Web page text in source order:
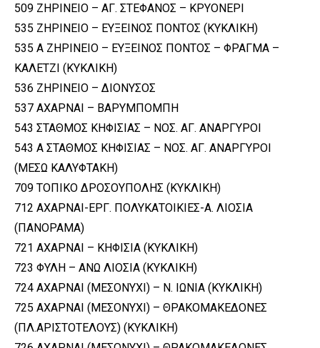
509 ΖΗΡΙΝΕΙΟ – ΑΓ. ΣΤΕΦΑΝΟΣ – ΚΡΥΟΝΕΡΙ
535 ΖΗΡΙΝΕΙΟ – ΕΥΞΕΙΝΟΣ ΠΟΝΤΟΣ (ΚΥΚΛΙΚΗ)
535 Α ΖΗΡΙΝΕΙΟ – ΕΥΞΕΙΝΟΣ ΠΟΝΤΟΣ – ΦΡΑΓΜΑ –
ΚΑΛΕΤΖΙ (ΚΥΚΛΙΚΗ)
536 ΖΗΡΙΝΕΙΟ – ΔΙΟΝΥΣΟΣ
537 ΑΧΑΡΝΑΙ – ΒΑΡΥΜΠΟΜΠΗ
543 ΣΤΑΘΜΟΣ ΚΗΦΙΣΙΑΣ – ΝΟΣ. ΑΓ. ΑΝΑΡΓΥΡΟΙ
543 Α ΣΤΑΘΜΟΣ ΚΗΦΙΣΙΑΣ – ΝΟΣ. ΑΓ. ΑΝΑΡΓΥΡΟΙ
(ΜΕΣΩ ΚΑΛΥΦΤΑΚΗ)
709 ΤΟΠΙΚΟ ΔΡΟΣΟΥΠΟΛΗΣ (ΚΥΚΛΙΚΗ)
712 ΑΧΑΡΝΑΙ-ΕΡΓ. ΠΟΛΥΚΑΤΟΙΚΙΕΣ-Α. ΛΙΟΣΙΑ
(ΠΑΝΟΡΑΜΑ)
721 ΑΧΑΡΝΑΙ – ΚΗΦΙΣΙΑ (ΚΥΚΛΙΚΗ)
723 ΦΥΛΗ – ΑΝΩ ΛΙΟΣΙΑ (ΚΥΚΛΙΚΗ)
724 ΑΧΑΡΝΑΙ (ΜΕΣΟΝΥΧΙ) – Ν. ΙΩΝΙΑ (ΚΥΚΛΙΚΗ)
725 ΑΧΑΡΝΑΙ (ΜΕΣΟΝΥΧΙ) – ΘΡΑΚΟΜΑΚΕΔΟΝΕΣ
(ΠΛ.ΑΡΙΣΤΟΤΕΛΟΥΣ) (ΚΥΚΛΙΚΗ)